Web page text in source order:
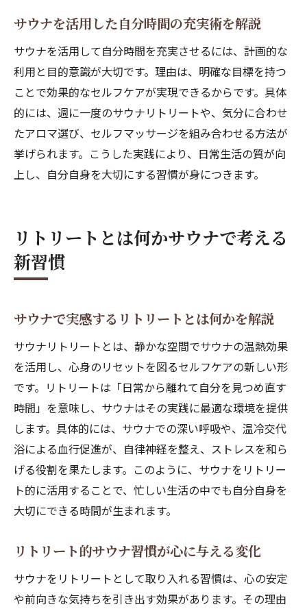
の選び方
HSP女性にも優しいサウナ利用法とは
HSP女性が安心して楽しめるサウナ利用法
繊細な女性に寄り添うリトリート的サウナ
体験
サウナとHSPの相性を考慮したセルフケア
術
静けさ重視のサウナリトリート活用ポイン
リトリートとしてのサウナがHSP女性に最
適な理由
サウナパッションを引き出すリトリート流
サウナで情熱を高めるための実践的アプロ
ーチ
リトリート感覚で楽しむサウナの新しい魅
サウナパッションが続くセルフケアルーテ
ィン
女性のためのサウナリトリート継続術を紹
介
がり
日常をリセットするサウナリトリートの魅力
サウナリトリートが日常をリセットする理
サウナを活用した自分時間の充実術を解説
サウナを活用して自分時間を充実させるには、計画的な
利用と目的意識が大切です。理由は、明確な目標を持つ
ことで効果的なセルフケアが実現できるからです。具体
的には、週に一度のサウナリトリートや、気分に合わせ
たアロマ選び、セルフマッサージを組み合わせる方法が
挙げられます。こうした実践により、日常生活の質が向
上し、自分自身を大切にする習慣が身につきます。
リトリートとは何かサウナで考える
新習慣
サウナで実感するリトリートとは何かを解説
サウナリトリートとは、静かな空間でサウナの温熱効果
を活用し、心身のリセットを図るセルフケアの新しい形
です。リトリートは「日常から離れて自分を見つめ直す
時間」を意味し、サウナはその実践に最適な環境を提供
します。具体的には、サウナでの深い呼吸や、温冷交代
浴による血行促進が、自律神経を整え、ストレスを和ら
げる役割を果たします。このように、サウナをリトリー
ト的に活用することで、忙しい生活の中でも自分自身を
大切にできる時間が生まれます。
リトリート的サウナ習慣が心に与える変化
サウナをリトリートとして取り入れる習慣は、心の安定
や前向きな気持ちを引き出す効果があります。その理由